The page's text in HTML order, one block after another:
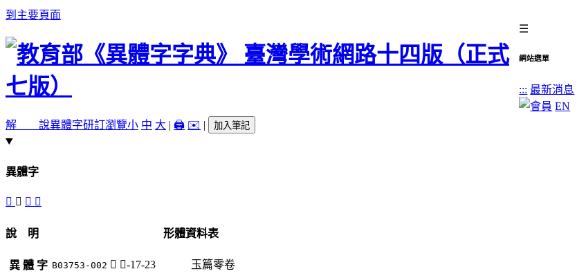
到主要頁面
☰
網站選單
::: 最新消息
EN
解 說異體字研訂瀏覽小 中 大 | 🖨️ ✉️ | 加入筆記
異體字
𦪩 𦫄 𦫃 𦫊
說 明
異 體 字 B03753-002 𦫄 舟-17-23
形體資料表
玉篇零卷